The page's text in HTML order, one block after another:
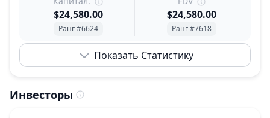
$24,580.00
Ранг #6624
$24,580.00
Ранг #7618
Показать Статистику
Инвесторы